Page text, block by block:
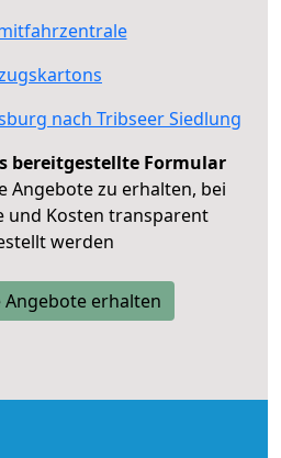
nach Tribseer Siedlung
bereitgestellte Formular
Angebote zu erhalten, bei
und Kosten transparent
werden
Angebote erhalten